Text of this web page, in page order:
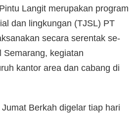
Langit merupakan program
dan lingkungan (TJSL) PT
secara serentak se-
Semarang, kegiatan
kantor area dan cabang di
Berkah digelar tiap hari